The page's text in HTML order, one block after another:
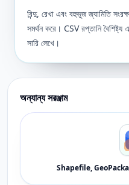
বিন্দু, রেখা এবং বহুভুজ জ্যামিতি
সমর্থন করে। CSV রপ্তানি
সারি লেখে।
অন্যান্য সরঞ্জাম
Shapefile, GeoPackage